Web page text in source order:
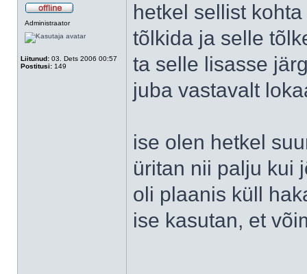
Administraator
Liitunud: 03. Dets 2006 00:57
Postitusi: 149
hetkel sellist
tõlkida ja selle
ta selle lisasse
juba vastavalt
ise olen hetkel
üritan nii palju kui
oli plaanis küll
ise kasutan, et